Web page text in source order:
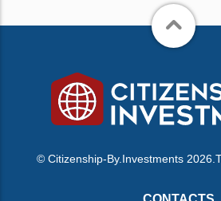
© Citizenship-By.Investments